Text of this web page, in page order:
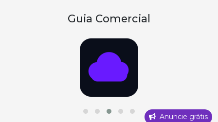
Guia Comercial
Anuncie grátis